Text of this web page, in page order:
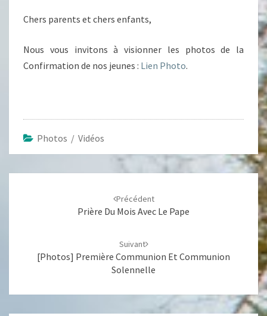
Chers parents et chers enfants,
Nous vous invitons à visionner les photos de la
Confirmation de nos jeunes : Lien Photo.
Photos / Vidéos
Précédent
Prière Du Mois Avec Le Pape
Suivant
[Photos] Première Communion Et Communion
Solennelle